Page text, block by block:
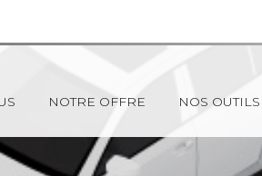
NOTRE OFFRE NOS